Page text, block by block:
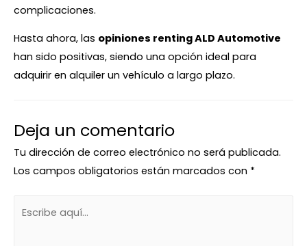
complicaciones.
Hasta ahora, las opiniones renting ALD Automotive
han sido positivas, siendo una opción ideal para
adquirir en alquiler un vehículo a largo plazo.
Deja un comentario
Tu dirección de correo electrónico no será publicada.
Los campos obligatorios están marcados con *